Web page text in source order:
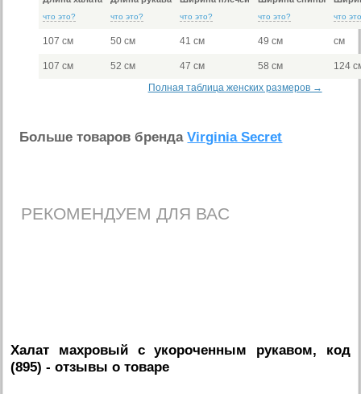
что это? что это? что это? что это? что
107 см 50 см 41 см 49 см см
107 см 52 см 47 см 58 см
124
Полная таблица женских размеров →
Больше товаров брендаVirginia Secret
РЕКОМЕНДУЕМ ДЛЯ ВАС
Халат махровый с укороченным рукавом, код
(895) - отзывы о товаре